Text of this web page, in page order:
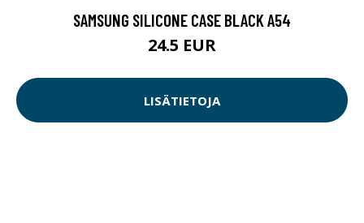
SAMSUNG SILICONE CASE BLACK A54
24.5 EUR
LISÄTIETOJA